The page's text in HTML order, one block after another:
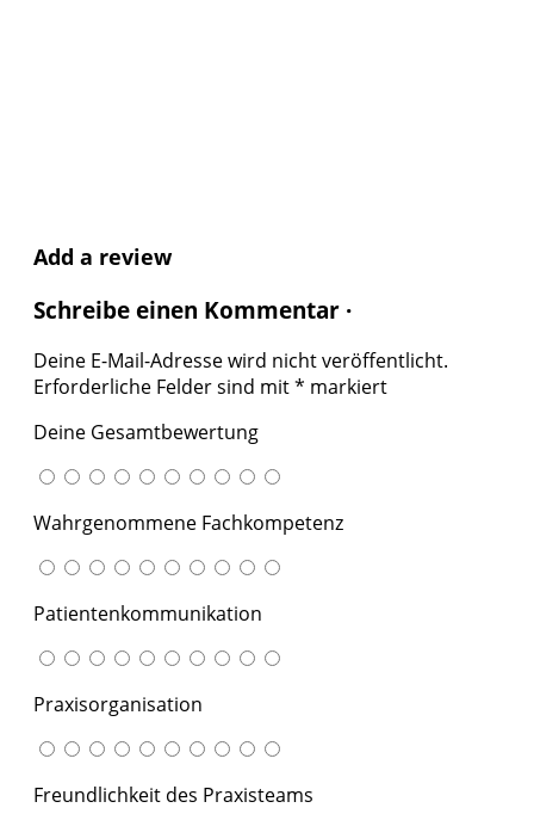
Add a review
Schreibe einen Kommentar ·
Deine E-Mail-Adresse wird nicht veröffentlicht.
Erforderliche Felder sind mit* markiert
Deine Gesamtbewertung
Wahrgenommene Fachkompetenz
Patientenkommunikation
Praxisorganisation
Freundlichkeit des Praxisteams